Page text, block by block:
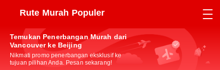
Rute Murah Populer
Temukan Penerbangan Murah dari
Vancouver ke Beijing
Nikmati promo penerbangan eksklusif ke
tujuan pilihan Anda. Pesan sekarang!